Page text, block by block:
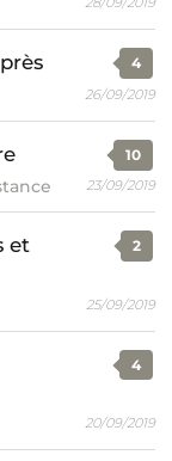
4
26/09/2019
10
23/09/2019
et
2
25/09/2019
4
20/09/2019